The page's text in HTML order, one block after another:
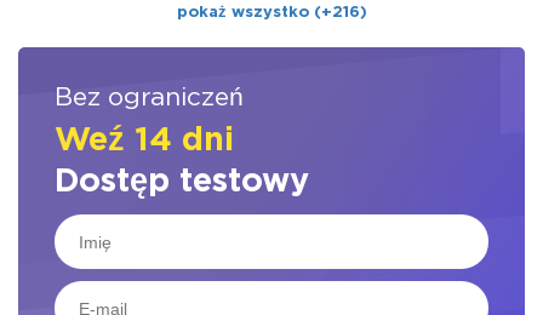
pokaż wszystko (+216)
Bez ograniczeń
Weź 14 dni
Dostęp testowy